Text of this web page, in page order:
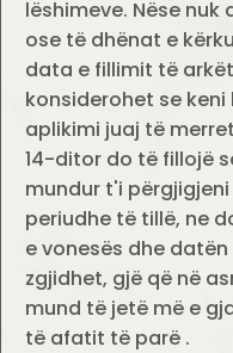
lëshimeve. Nëse
ose të dhënat e
data e fillimit të
konsiderohet se keni
aplikimi juaj të
14-ditor do të fillojë
mundur t'i
periudhe të tillë, ne
e vonesës dhe
zgjidhet, gjë që në
mund të jetë më e
të afatit të parë .